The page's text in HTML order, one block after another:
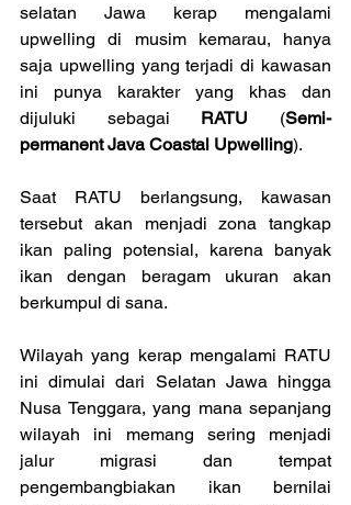
selatan Jawa kerap mengalami
upwelling di musim kemarau, hanya
saja upwelling yang terjadi di kawasan
ini punya karakter yang khas dan
dijuluki sebagai RATU (Semi-
permanent Java Coastal Upwelling).
Saat RATU berlangsung, kawasan
tersebut akan menjadi zona tangkap
ikan paling potensial, karena banyak
ikan dengan beragam ukuran akan
berkumpul di sana.
Wilayah yang kerap mengalami RATU
ini dimulai dari Selatan Jawa hingga
Nusa Tenggara, yang mana sepanjang
wilayah ini memang sering menjadi
jalur migrasi dan tempat
pengembangbiakan ikan bernilai